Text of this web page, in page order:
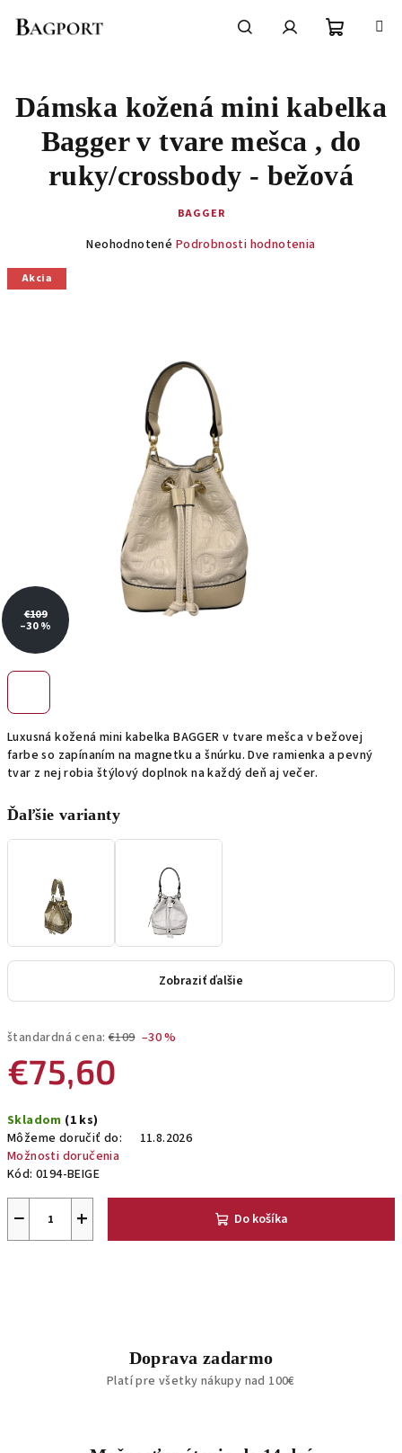
košík
Luxusná kožená mini kabelka BAGGER v tvare mešca v bežovej
farbe so zapínaním na magnetku a šnúrku. Dve ramienka a pevný
tvar z nej robia štýlový doplnok na každý deň aj večer.
Ďaľšie varianty
Zobraziť ďalšie
štandardná cena: €109 –30 %
€75,60
cena:
Skladom (1 ks)
Môžeme doručiť do:
11.8.2026
Možnosti doručenia
Kód: 0194-BEIGE
+
− Do košíka
Dámska kožená mini kabelka
Bagger v tvare mešca , do
ruky/crossbody - bežová
BAGGER
produktu
Neohodnotené Podrobnosti hodnotenia
Akcia
€109
–30 %
Doprava zadarmo
Platí pre všetky nákupy nad 100€